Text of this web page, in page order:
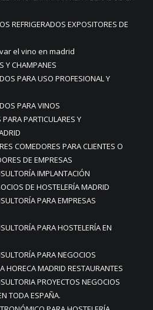
REFRIGERADOS EXPOSITORES DE
el vino en madrid
Y CHAMPANES
PARA USO PROFESIONAL Y
PARA VINOS
PARTICULARES Y
COMEDORES PARA CLIENTES O
DE EMPRESAS
IMPLANTACIÓN
DE HOSTELERÍA MADRID
PARA EMPRESAS
PARA HOSTELERÍA EN
PARA NEGOCIOS
HORECA MADRID RESTAURANTES
PROYECTOS NEGOCIOS
TODA ESPAÑA.